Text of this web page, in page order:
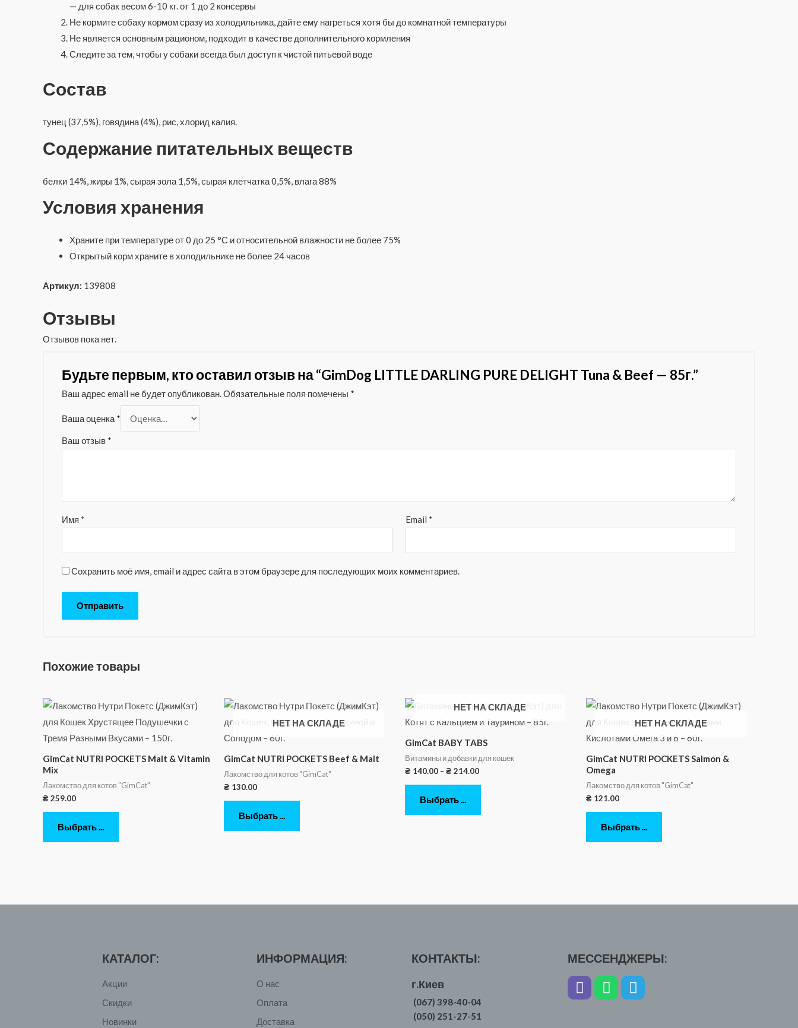
— для собак весом 6-10 кг. от 1 до 2 консервы
Не кормите собаку кормом сразу из холодильника, дайте ему нагреться хотя бы до комнатной температуры
Не является основным рационом, подходит в качестве дополнительного кормления
Следите за тем, чтобы у собаки всегда был доступ к чистой питьевой воде
Состав
тунец (37,5%), говядина (4%), рис, хлорид калия.
Содержание питательных веществ
белки 14%, жиры 1%, сырая зола 1,5%, сырая клетчатка 0,5%, влага 88%
Условия хранения
Храните при температуре от 0 до 25 °С и относительной влажности не более 75%
Открытый корм храните в холодильнике не более 24 часов
Артикул: 139808
Отзывы
Отзывов пока нет.
Будьте первым, кто оставил отзыв на “GimDog LITTLE DARLING PURE DELIGHT Tuna & Beef — 85г.”
Ваш адрес email не будет опубликован.Обязательные поля помечены *
Ваша оценка *
Ваш отзыв *
Имя * Email *
Сохранить моё имя, email и адрес сайта в этом браузере для последующих моих комментариев.
Похожие товары
GimCat NUTRI POCKETS Malt & Vitamin
Mix
Лакомство для котов "GimCat"
₴ 259.00
Выбрать ...
НЕТ НА СКЛАДЕ
GimCat NUTRI POCKETS Beef & Malt
Лакомство для котов "GimCat"
₴ 130.00
Выбрать ...
НЕТ НА СКЛАДЕ
GimCat BABY TABS
Витамины и добавки для кошек
₴ 140.00 – ₴ 214.00
Выбрать ...
НЕТ НА СКЛАДЕ
GimCat NUTRI POCKETS Salmon &
Omega
Лакомство для котов "GimCat"
₴ 121.00
Выбрать ...
КАТАЛОГ:
Акции
Скидки
Новинки
ИНФОРМАЦИЯ:
О нас
Оплата
Доставка
КОНТАКТЫ:
г.Киев
(067) 398-40-04
(050) 251-27-51
МЕССЕНДЖЕРЫ: